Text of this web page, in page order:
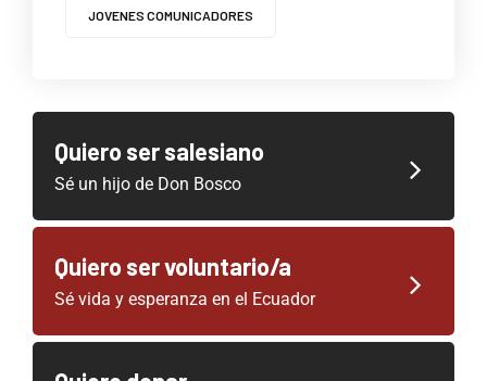
JOVENES COMUNICADORES
Quiero ser salesiano
Sé un hijo de Don Bosco
Quiero ser voluntario/a
Sé vida y esperanza en el Ecuador